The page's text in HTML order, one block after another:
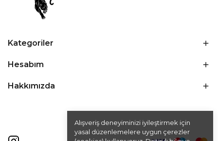
Alışveriş deneyiminizi iyileştirmek için
yasal düzenlemelere uygun çerezler
Kategoriler
Hesabım
Hakkımızda